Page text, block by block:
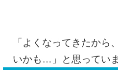
「よくなってきたから
いかも…」と思ってい